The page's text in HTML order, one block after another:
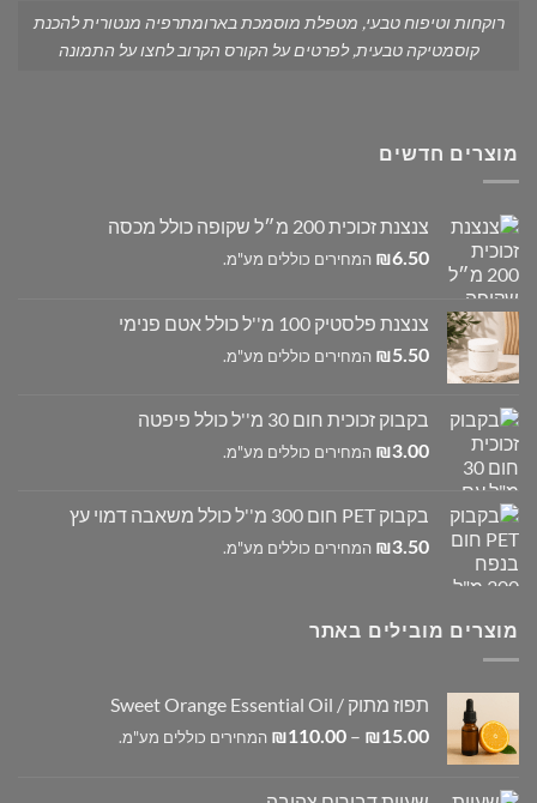
רוקחות וטיפוח טבעי, מטפלת מוסמכת בארומתרפיה מנטורית להכנת
קוסמטיקה טבעית, לפרטים על הקורס הקרוב לחצו על התמונה
מוצרים חדשים
צנצנת זכוכית 200 מ״ל שקופה כולל מכסה
₪6.50 המחירים כוללים מע"מ.
צנצנת פלסטיק 100 מ''ל כולל אטם פנימי
₪5.50 המחירים כוללים מע"מ.
בקבוק זכוכית חום 30 מ''ל כולל פיפטה
₪3.00 המחירים כוללים מע"מ.
בקבוק PET חום 300 מ''ל כולל משאבה דמוי עץ
₪3.50 המחירים כוללים מע"מ.
מוצרים מובילים באתר
תפוז מתוק / Sweet Orange Essential Oil
₪15.00
–
₪110.00
טווח
המחירים כוללים מע"מ.